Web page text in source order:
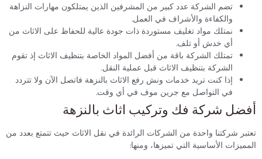
تضم الشركة عدد كبير من المشرفين الذين يمتلكون مهارات النزاهة
والكفاءة والأشراف في العمل.
نمتلك مواد تغليف مستوردة ذات جودة عالية للحفاظ على الاثاث من
أي خدش أو تلف.
تمتلك الشركة باقة من أفضل المواد الخاصة بتنظيف الاثاث إذ تقوم
الشركة بتنظيف الاثاث قبل عملية النقل.
إذا كنت تريد خدمات ونش رفع الاثاث بالنزهة فاتصل الآن ولا تتردد
في التواصل مع جرين موف في أي وقت.
شركة فك وتركيب اثاث بالنزهة
شركتنا واحدة من الشركات الرائدة في نقل الاثاث حيث تتمتع بعدد من
الأساسية التي تميزها، ومنها: